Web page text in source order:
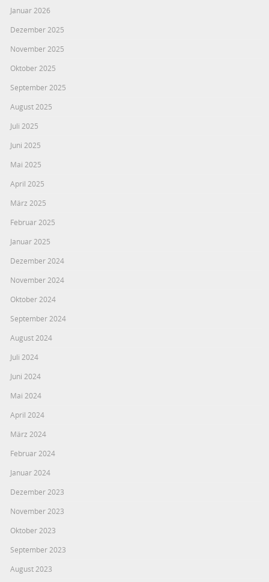
Januar 2026
Dezember 2025
November 2025
Oktober 2025
September 2025
August 2025
Juli 2025
Juni 2025
Mai 2025
April 2025
März 2025
Februar 2025
Januar 2025
Dezember 2024
November 2024
Oktober 2024
September 2024
August 2024
Juli 2024
Juni 2024
Mai 2024
April 2024
März 2024
Februar 2024
Januar 2024
Dezember 2023
November 2023
Oktober 2023
September 2023
August 2023